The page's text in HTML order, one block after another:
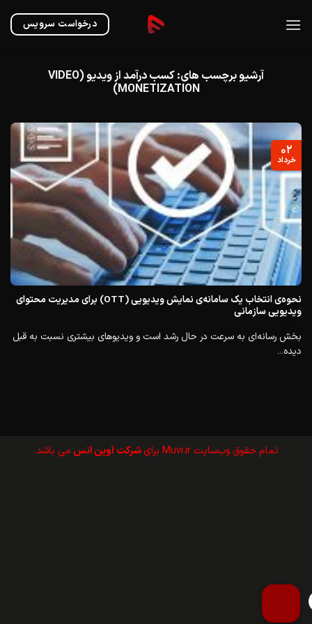
درخواست سرویس
آرشیو برچسب های: کسب درآمد از ویدیو (VIDEO
MONETIZATION)
نحوه‌ی انتخاب یک سامانه‌ی نمایش ویدیویی (OTT) برای مدیریت محتوای
ویدیویی سازمانی
بخش رسانه‌ای به سرعت در حال رشد است و ویدیوهای بیشتری نسبت به قبل
دیده...
۰۲
خرداد
تمام حقوق وب‌سايت Muvi.ir برای شرکت آوین انس می باشد.